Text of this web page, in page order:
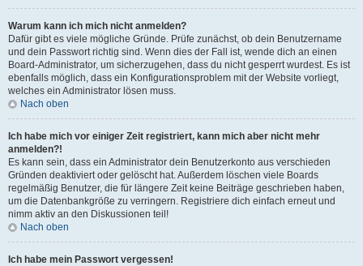
Warum kann ich mich nicht anmelden?
Dafür gibt es viele mögliche Gründe. Prüfe zunächst, ob dein Benutzername
und dein Passwort richtig sind. Wenn dies der Fall ist, wende dich an einen
Board-Administrator, um sicherzugehen, dass du nicht gesperrt wurdest. Es ist
ebenfalls möglich, dass ein Konfigurationsproblem mit der Website vorliegt,
welches ein Administrator lösen muss.
Nach oben
Ich habe mich vor einiger Zeit registriert, kann mich aber nicht mehr
anmelden?!
Es kann sein, dass ein Administrator dein Benutzerkonto aus verschieden
Gründen deaktiviert oder gelöscht hat. Außerdem löschen viele Boards
regelmäßig Benutzer, die für längere Zeit keine Beiträge geschrieben haben,
um die Datenbankgröße zu verringern. Registriere dich einfach erneut und
nimm aktiv an den Diskussionen teil!
Nach oben
Ich habe mein Passwort vergessen!